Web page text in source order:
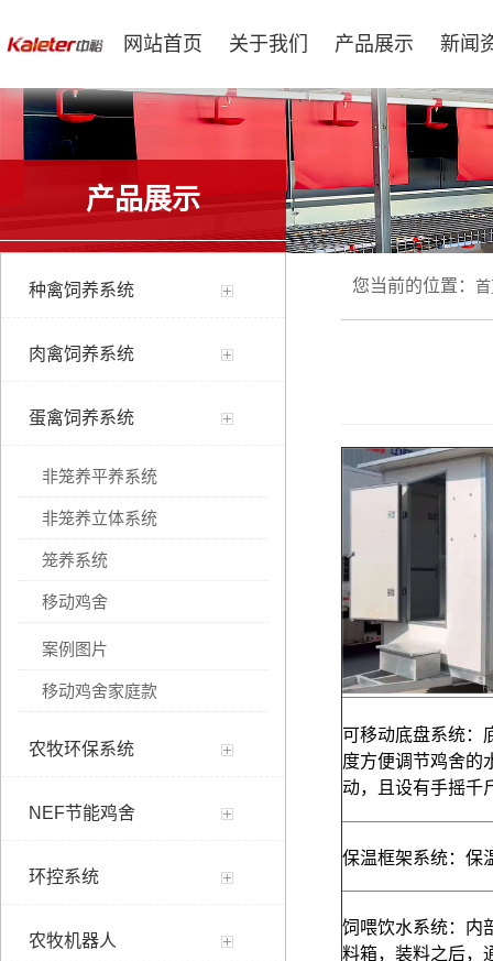
网站首页 关于我们 产品展示 新闻
产品展示
种禽饲养系统
肉禽饲养系统
蛋禽饲养系统
非笼养平养系统
非笼养立体系统
笼养系统
移动鸡舍
案例图片
移动鸡舍家庭款
农牧环保系统
NEF节能鸡舍
环控系统
农牧机器人
您当前的位置：
可移动底盘系统：
度方便调节鸡舍的
动，且设有手摇千
保温框架系统： 保
饲喂饮水系统： 内
料箱， 装料之后，